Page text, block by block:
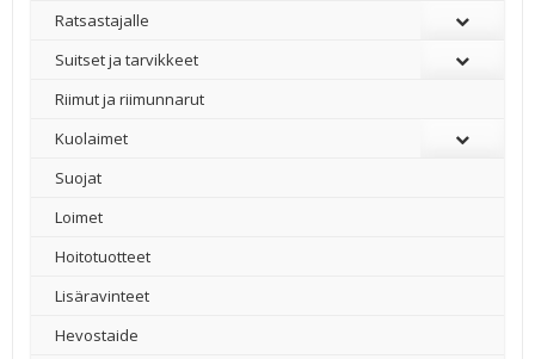
Ratsastajalle
Suitset ja tarvikkeet
Riimut ja riimunnarut
Kuolaimet
Suojat
Loimet
Hoitotuotteet
Lisäravinteet
Hevostaide